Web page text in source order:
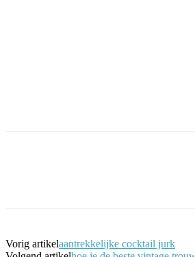
Vorig artikelaantrekkelijke cocktail jurk